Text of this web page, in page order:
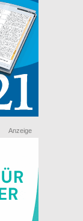
Anzeige